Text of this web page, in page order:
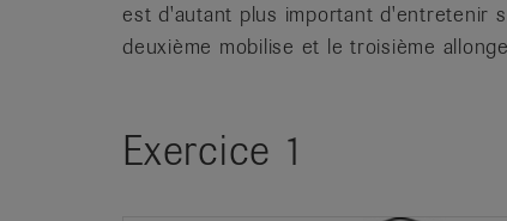
est d'autant plus important d'entretenir
deuxième mobilise et le troisième
Exercice 1